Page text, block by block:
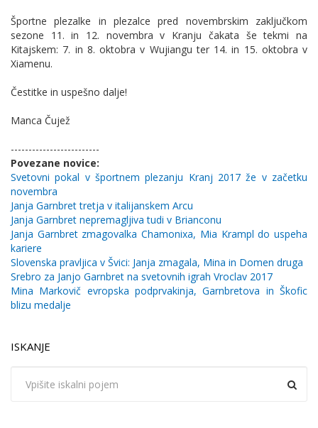
Športne plezalke in plezalce pred novembrskim zaključkom
sezone 11. in 12. novembra v Kranju čakata še tekmi na
Kitajskem: 7. in 8. oktobra v Wujiangu ter 14. in 15. oktobra v
Xiamenu.
Čestitke in uspešno dalje!
Manca Čujež
-------------------------
Povezane novice:
Svetovni pokal v športnem plezanju Kranj 2017 že v začetku
novembra
Janja Garnbret tretja v italijanskem Arcu
Janja Garnbret nepremagljiva tudi v Brianconu
Janja Garnbret zmagovalka Chamonixa, Mia Krampl do uspeha
kariere
Slovenska pravljica v Švici: Janja zmagala, Mina in Domen druga
Srebro za Janjo Garnbret na svetovnih igrah Vroclav 2017
Mina Markovič evropska podprvakinja, Garnbretova in Škofic
blizu medalje
ISKANJE